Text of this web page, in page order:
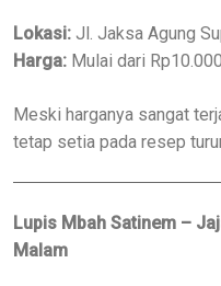
Lokasi: Jl. Jaksa Agung
Harga: Mulai dari
Meski harganya sangat
tetap setia pada resep
Lupis Mbah Satinem –
Malam